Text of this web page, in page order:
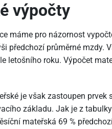
výpočty
máme pro názornost
předchozí průměrné mzdy.
letošního roku. Výpočet
je však zastoupen prvek
základu. Jak je z
mateřská 69 %